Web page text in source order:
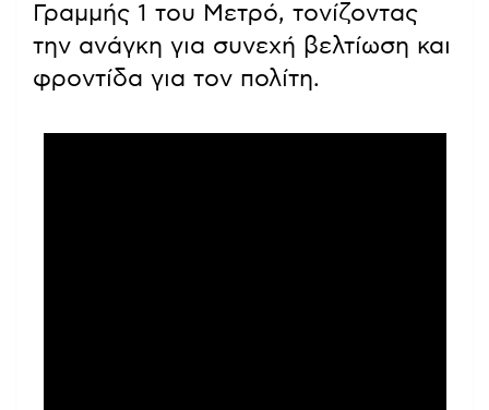
Γραμμής 1 του Μετρό, τονίζοντας
την ανάγκη για συνεχή βελτίωση και
φροντίδα για τον πολίτη.